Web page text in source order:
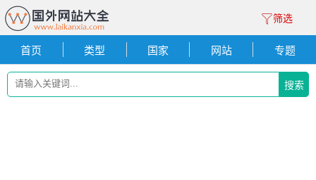
筛选
首页 类型 国家 网站 专题
搜索